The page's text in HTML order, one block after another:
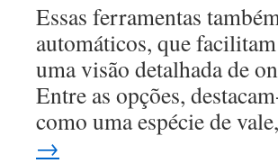
Essas ferramentas
automáticos, que
uma visão detalhada de
Entre as opções,
como uma espécie de
→